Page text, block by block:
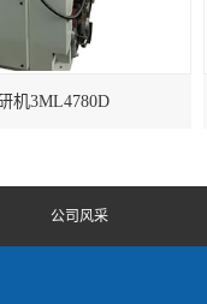
机3ML4780D
公司风采